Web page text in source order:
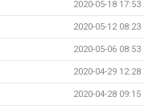
2020-05-18 17:53
2020-05-12 08:23
2020-05-06 08:53
2020-04-29 12:28
2020-04-28 09:15